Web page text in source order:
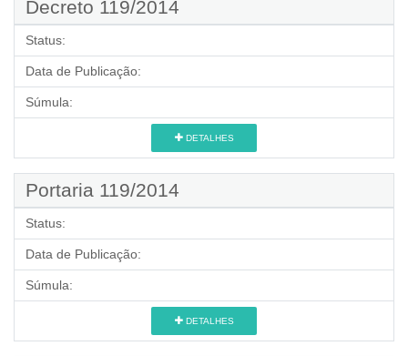
Decreto 119/2014
Status:
Data de Publicação:
Súmula:
DETALHES
Portaria 119/2014
Status:
Data de Publicação:
Súmula:
DETALHES